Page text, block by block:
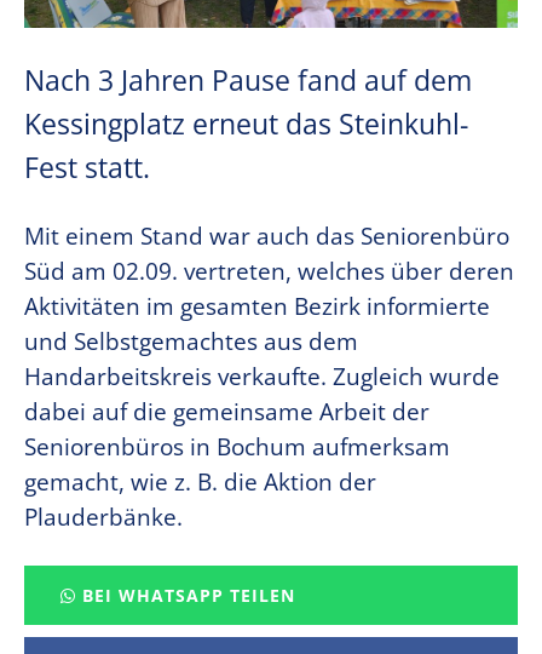
Nach 3 Jahren Pause fand auf dem
Kessingplatz erneut das Steinkuhl-
Fest statt.
Mit einem Stand war auch das Seniorenbüro
Süd am 02.09. vertreten, welches über deren
Aktivitäten im gesamten Bezirk informierte
und Selbstgemachtes aus dem
Handarbeitskreis verkaufte. Zugleich wurde
dabei auf die gemeinsame Arbeit der
Seniorenbüros in Bochum aufmerksam
gemacht, wie z. B. die Aktion der
Plauderbänke.
BEI WHATSAPP TEILEN